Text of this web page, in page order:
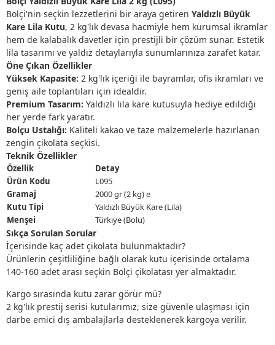
Bolçi'nin seçkin lezzetlerini bir araya getiren Yaldızlı Büyük
Kare Lila Kutu, 2 kg'lık devasa hacmiyle hem kurumsal ikramlar
hem de kalabalık davetler için prestijli bir çözüm sunar. Estetik
lila tasarımı ve yaldız detaylarıyla sunumlarınıza zarafet katar.
Öne Çıkan Özellikler
Yüksek Kapasite: 2 kg'lık içeriği ile bayramlar, ofis ikramları ve
geniş aile toplantıları için idealdir.
Premium Tasarım: Yaldızlı lila kare kutusuyla hediye edildiği
her yerde fark yaratır.
Bolçu Ustalığı: Kaliteli kakao ve taze malzemelerle hazırlanan
zengin çikolata seçkisi.
Teknik Özellikler
Özellik
Detay
Ürün Kodu
L095
Gramaj
2000 gr (2 kg) e
Kutu Tipi
Yaldızlı Büyük Kare (Lila)
Menşei
Türkiye (Bolu)
Sıkça Sorulan Sorular
İçerisinde kaç adet çikolata bulunmaktadır?
Ürünlerin çeşitliliğine bağlı olarak kutu içerisinde ortalama
140-160 adet arası seçkin Bolçi çikolatası yer almaktadır.
Kargo sırasında kutu zarar görür mü?
2 kg'lık prestij serisi kutularımız, size güvenle ulaşması için
darbe emici dış ambalajlarla desteklenerek kargoya verilir.